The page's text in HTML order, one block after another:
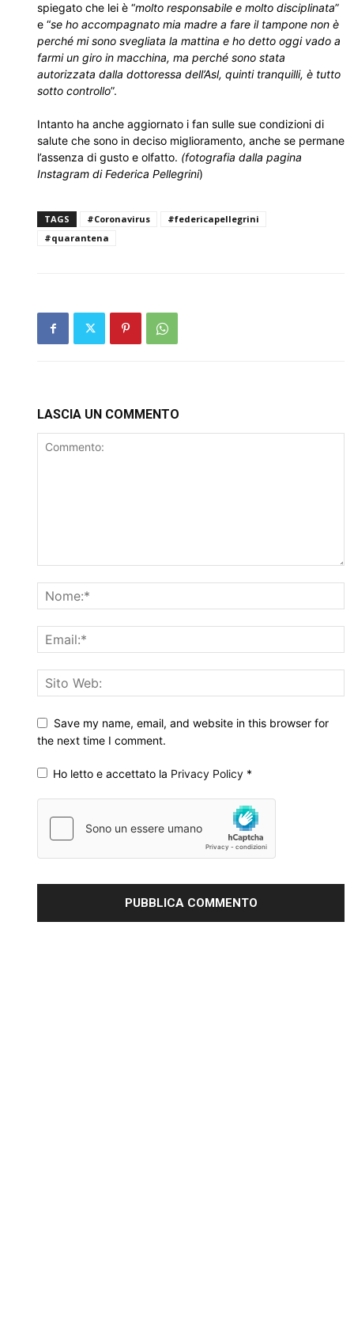
spiegato che lei è “molto responsabile e molto disciplinata”
e “se ho accompagnato mia madre a fare il tampone non è
perché mi sono svegliata la mattina e ho detto oggi vado a
farmi un giro in macchina, ma perché sono stata
autorizzata dalla dottoressa dell’Asl, quinti tranquilli, è tutto
sotto controllo”.
Intanto ha anche aggiornato i fan sulle sue condizioni di
salute che sono in deciso miglioramento, anche se permane
l’assenza di gusto e olfatto. (fotografia dalla pagina
Instagram di Federica Pellegrini)
TAGS #Coronavirus
#federicapellegrini
#quarantena
LASCIA UN COMMENTO
Save my name, email, and website in this browser for
the next time I comment.
Ho letto e accettato la Privacy Policy *